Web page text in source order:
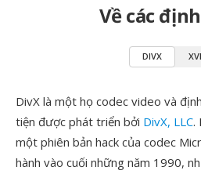
Về các
DIVX
DivX là một họ codec video và
tiện được phát triển bởi DivX, LLC.
một phiên bản hack của codec
hành vào cuối những năm 1990,